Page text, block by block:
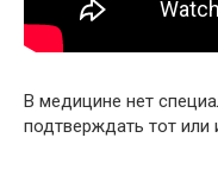
В медицине нет
подтверждать тот или